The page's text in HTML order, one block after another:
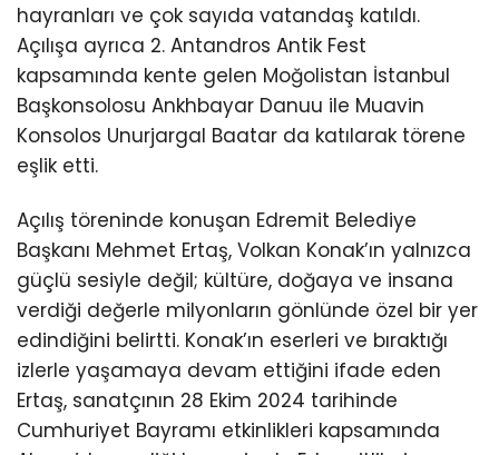
hayranları ve çok sayıda vatandaş katıldı.
Açılışa ayrıca 2. Antandros Antik Fest
kapsamında kente gelen Moğolistan İstanbul
Başkonsolosu Ankhbayar Danuu ile Muavin
Konsolos Unurjargal Baatar da katılarak törene
eşlik etti.
Açılış töreninde konuşan Edremit Belediye
Başkanı Mehmet Ertaş, Volkan Konak’ın yalnızca
güçlü sesiyle değil; kültüre, doğaya ve insana
verdiği değerle milyonların gönlünde özel bir yer
edindiğini belirtti. Konak’ın eserleri ve bıraktığı
izlerle yaşamaya devam ettiğini ifade eden
Ertaş, sanatçının 28 Ekim 2024 tarihinde
Cumhuriyet Bayramı etkinlikleri kapsamında